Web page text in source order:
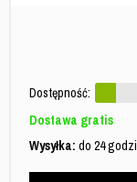
Dostępność:
Dostawa gratis
Wysyłka: do 24